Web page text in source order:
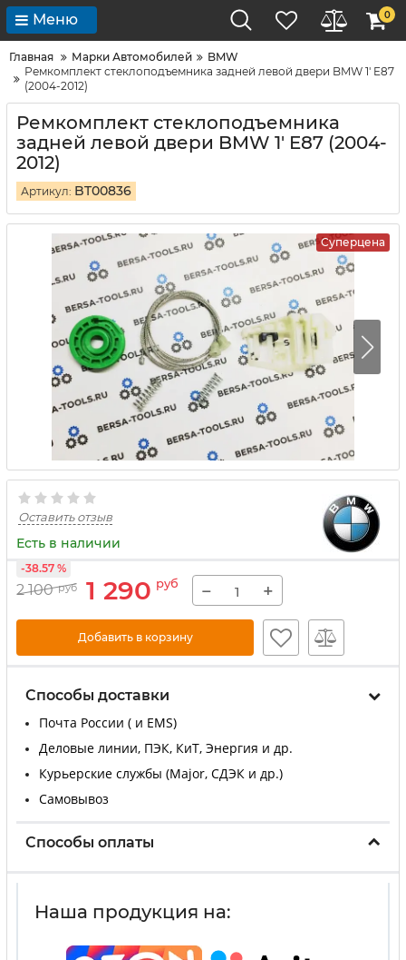
Меню 0
Главная Марки Автомобилей
BMW
Ремкомплект стеклоподъемника задней левой двери BMW 1' E87
(2004-2012)
Ремкомплект стеклоподъемника
задней левой двери BMW 1' E87 (2004-
2012)
Артикул: BT00836
Суперцена
Оставить отзыв
Есть в наличии
2 100 руб 1 290 руб
-38.57 %
− +
Добавить в корзину
Способы доставки
Почта России ( и EMS)
Деловые линии, ПЭК, КиТ, Энергия и др.
Курьерские службы (Major, СДЭК и др.)
Самовывоз
Способы оплаты
Наша продукция на: